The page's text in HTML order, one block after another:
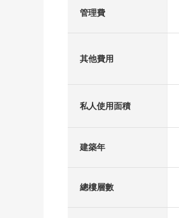
管理費
其他費用
私人使用面積
建築年
總樓層數